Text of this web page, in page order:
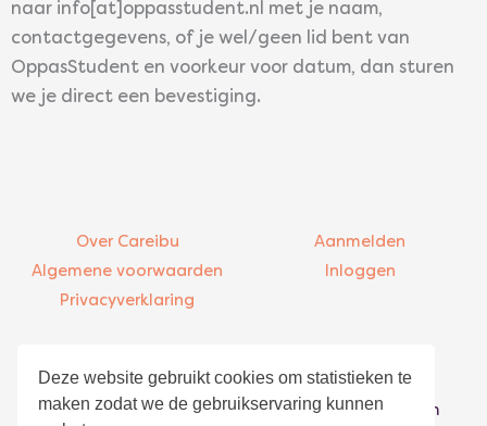
Deze website gebruikt cookies om statistieken te
maken zodat we de gebruikservaring kunnen
naar info[at]oppasstudent.nl met je naam,
contactgegevens, of je wel/geen lid bent van
OppasStudent en voorkeur voor datum, dan sturen
we je direct een bevestiging.
Over Careibu
Algemene voorwaarden
Privacyverklaring
Aanmelden
Inloggen
info@careibu.com
085 – 016 00 48
Asterweg 20-K5
1031 HN Amsterdam